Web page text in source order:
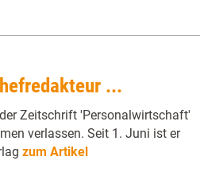
...
Zeitschrift 'Personalwirtschaft'
verlassen. Seit 1. Juni ist er
zum Artikel